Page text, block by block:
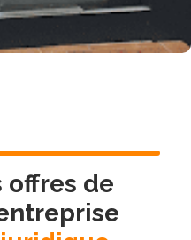
offres de